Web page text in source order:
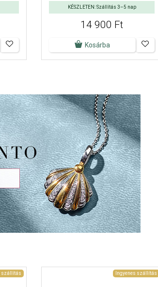
KÉSZLETEN: Szállítás 3–5 nap
14 900 Ft
Kosárba
szállítás Ingyenes szállítás